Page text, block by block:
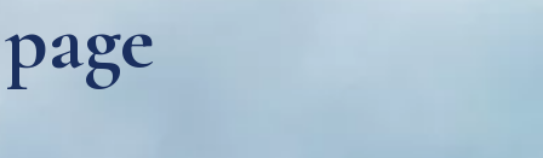
page